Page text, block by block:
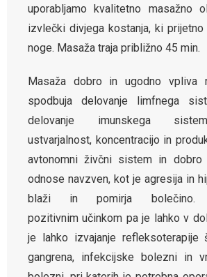
uporabljamo kvalitetno masažno
izvlečki divjega kostanja, ki
noge. Masaža traja približno 45 min.
Masaža dobro in ugodno vpliva
spodbuja delovanje limfnega
delovanje imunskega
ustvarjalnost, koncentracijo in
avtonomni živčni sistem in dobro
odnose navzven, kot je agresija in
blaži in pomirja bolečino.
pozitivnim učinkom pa je lahko v
je lahko izvajanje refleksoterapije
gangrena, infekcijske bolezni in